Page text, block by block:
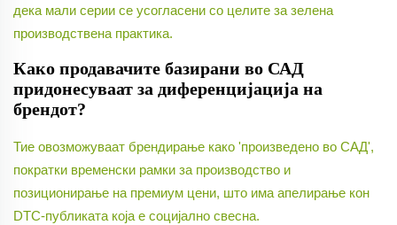
дека мали серии се усогласени со целите за зелена
производствена практика.
Како продавачите базирани во САД
придонесуваат за диференцијација на
брендот?
Тие овозможуваат брендирање како 'произведено во САД',
пократки временски рамки за производство и
позиционирање на премиум цени, што има апелирање кон
DTC-публиката која е социјално свесна.